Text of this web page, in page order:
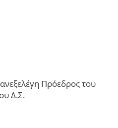
Πρόεδρος του
Δ.Σ.